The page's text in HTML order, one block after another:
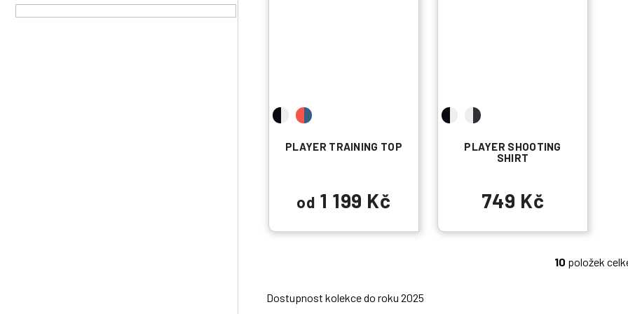
PLAYER TRAINING TOP
od 1 199 Kč
PLAYER SHOOTING
SHIRT
749 Kč
O
10 položek
Dostupnost kolekce do roku 2025